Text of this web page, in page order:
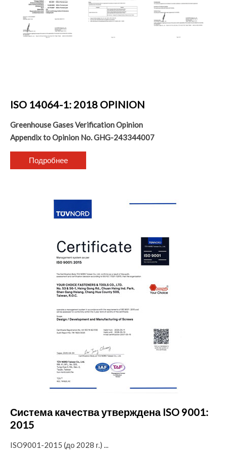
ISO 14064-1: 2018 OPINION
Greenhouse Gases Verification Opinion
Appendix to Opinion No. GHG-243344007
Подробнее
Система качества утверждена ISO 9001:
2015
ISO9001-2015 (до 2028 г.) ...